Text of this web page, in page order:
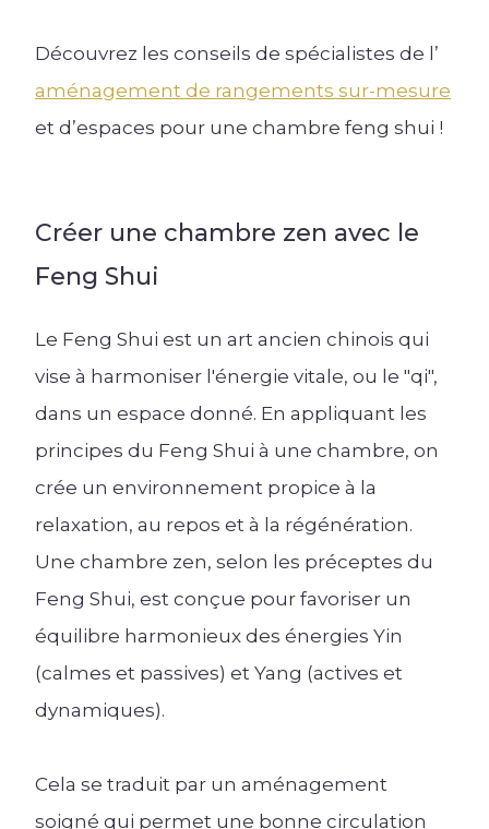
Créer ma Cuisine 3D
Les univers Raison Home
Quel meilleur plan de travail choisir pour
matériaux
Lire l'article +
La tendance des meubles TV
Lire l'article +
Découvrez les conseils de spécialistes de l’
aménagement de rangements sur-mesure
et d’espaces pour une chambre feng shui !
Créer une chambre zen avec le
Feng Shui
Le Feng Shui est un art ancien chinois qui
vise à harmoniser l'énergie vitale, ou le "qi",
dans un espace donné. En appliquant les
principes du Feng Shui à une chambre, on
crée un environnement propice à la
relaxation, au repos et à la régénération.
Une chambre zen, selon les préceptes du
Feng Shui, est conçue pour favoriser un
équilibre harmonieux des énergies Yin
(calmes et passives) et Yang (actives et
dynamiques).
Cela se traduit par un aménagement
soigné qui permet une bonne circulation